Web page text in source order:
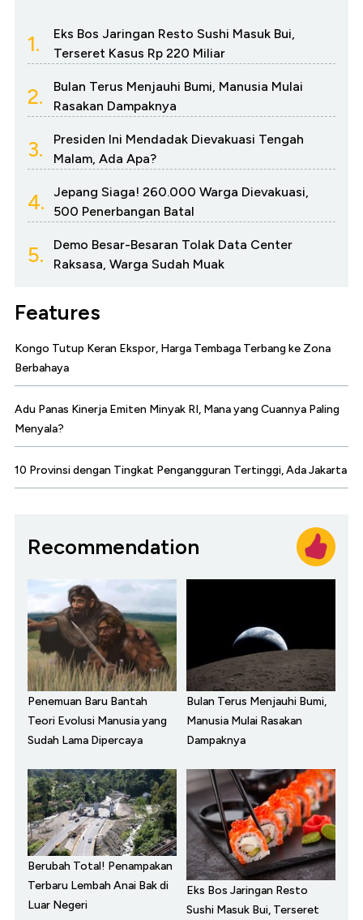
1.
Eks Bos Jaringan Resto Sushi Masuk Bui,
Terseret Kasus Rp 220 Miliar
2.
Bulan Terus Menjauhi Bumi, Manusia Mulai
Rasakan Dampaknya
3.
Presiden Ini Mendadak Dievakuasi Tengah
Malam, Ada Apa?
4.
Jepang Siaga! 260.000 Warga Dievakuasi,
500 Penerbangan Batal
5.
Demo Besar-Besaran Tolak Data Center
Raksasa, Warga Sudah Muak
Features
Kongo Tutup Keran Ekspor, Harga Tembaga Terbang ke Zona
Berbahaya
Adu Panas Kinerja Emiten Minyak RI, Mana yang Cuannya Paling
Menyala?
10 Provinsi dengan Tingkat Pengangguran Tertinggi, Ada Jakarta
Recommendation
Penemuan Baru Bantah
Teori Evolusi Manusia yang
Sudah Lama Dipercaya
Bulan Terus Menjauhi Bumi,
Manusia Mulai Rasakan
Dampaknya
Berubah Total! Penampakan
Terbaru Lembah Anai Bak di
Luar Negeri
Eks Bos Jaringan Resto
Sushi Masuk Bui, Terseret